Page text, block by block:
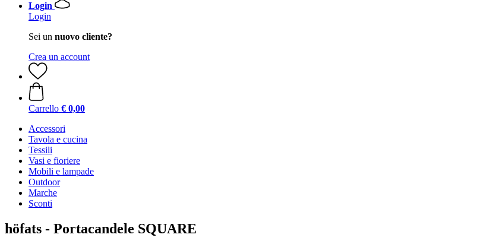
Login
Login
Sei un nuovo cliente?
Crea un account
Carrello € 0,00
Accessori
Tavola e cucina
Tessili
Vasi e fioriere
Mobili e lampade
Outdoor
Marche
Sconti
höfats - Portacandele SQUARE